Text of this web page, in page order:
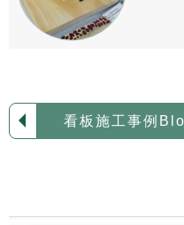
採用情報
看板施工事例